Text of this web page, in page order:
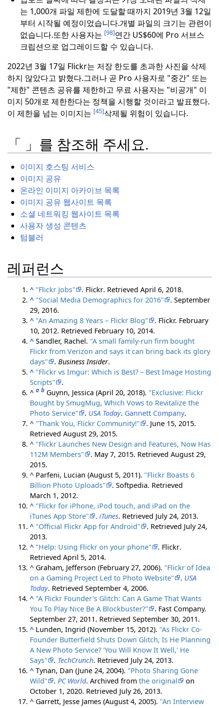
는 1,000개 파일 제한에 도달할 때까지 2019년 3월 12일
부터 시작될 예정이었습니다.개별 파일의 크기는 관련이
없습니다.또한 사용자는 [98]연간 US$60에 Pro 서브스
크립션으로 업그레이드할 수 있습니다.
2022년 3월 17일 Flickr는 저장 한도를 초과한 사진을 삭제
하지 않았다고 밝혔다.그러나 곧 Pro 사용자로 "중간" 또는
"제한" 콘텐츠 공유를 제한하고 무료 사용자는 "비공개" 이
미지 50개로 제한한다는 정책을 시행할 것이라고 발표했다.
이 제한을 넘는 이미지는 [45]삭제될 위험이 있습니다.
「 」를 참조해 주세요.
이미지 호스팅 서비스
이미지 공유
온라인 이미지 아카이브 목록
이미지 공유 웹사이트 목록
소셜 네트워킹 웹사이트 목록
사용자 생성 콘텐츠
텀블러
레퍼런스
^ "Flickr Jobs" . Flickr. RetrievedApril 6, 2018.
^ "Social Media Demographics for 2016"
. September
29, 2016.
^ "An Amazing 8 Years – Flickr Blog"
. Flickr. February
10, 2012. Retrieved February 10, 2014.
^ Sandler, Rachel. "A small family-run firm bought
Flickr from Verizon and says it can bring back its glory
days"
.Business Insider.
^ "Flickr vs Imgur: Which is Best? – Best Image Hosting
Scripts"
.
^a b Guynn, Jessica (April 20, 2018). "Exclusive: Flickr
Bought by SmugMug, Which Vows to Revitalize the
Photo Service"
. USA Today. Gannett Company.
^ "Thank You, Flickr Community!" . June 15, 2015.
RetrievedAugust 29, 2015.
^ "Flickr Launches New Design and Features, Now Has
112M Members"
. May 7, 2015. RetrievedAugust 29,
2015.
^ Parfeni, Lucian (August 5, 2011). "Flickr Boasts 6
Billion Photo Uploads"
. Softpedia. Retrieved
March 1, 2012.
^ "Flickr for iPhone, iPod touch, and iPad on the
iTunes App Store"
.iTunes. Retrieved July 24, 2013.
^ "Official Flickr App for Android" . Retrieved July 24,
2013.
^ "Help: Using Flickr on your phone" . Flickr.
RetrievedApril 5, 2014.
^ Graham, Jefferson (February 27, 2006). "Flickr of Idea
on a Gaming Project Led to Photo Website"
. USA
Today. RetrievedSeptember 4, 2006.
^ "A Flickr Founder's Glitch: Can A Game That Wants
You To Play Nice Be A Blockbuster?"
. Fast Company.
September 27, 2011. RetrievedSeptember 30, 2011.
^ Lunden, Ingrid (November 15, 2012). "As Flickr Co-
Founder Butterfield Shuts Down Glitch, Is He Planning
A New Photo Service? 'You Will Know It Well,' He
Says"
. TechCrunch. Retrieved July 24, 2013.
^ Tynan, Dan (June 24, 2004). "Photo Sharing Gone
Wild"
.PC World. Archived fromthe original
on
October 1, 2020. Retrieved July 26, 2013.
^ Garrett, Jesse James (August 4, 2005). "An Interview